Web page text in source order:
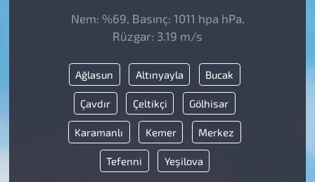
Nem: %69, Basınç: 1011 hpa hPa,
Rüzgar: 3.19 m/s
Ağlasun Altınyayla Bucak
Çavdır Çeltikçi Gölhisar
Karamanlı Kemer Merkez
Tefenni Yeşilova